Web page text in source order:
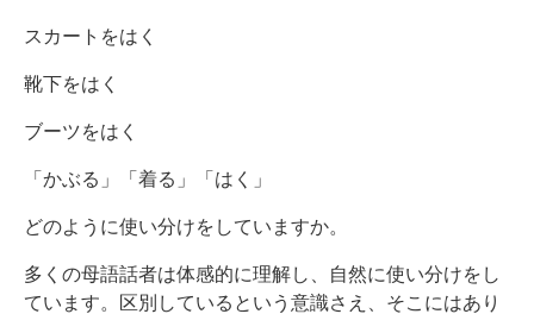
スカートをはく
靴下をはく
ブーツをはく
「かぶる」「着る」「はく」
どのように使い分けをしていますか。
多くの母語話者は体感的に理解し、自然に使い分けをし
ています。区別しているという意識さえ、そこにはあり